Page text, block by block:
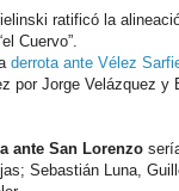
ratificó la
Cuervo”.
derrota ante Vélez
por Jorge Velázquez y
ante San Lorenzo
Sebastián Luna,